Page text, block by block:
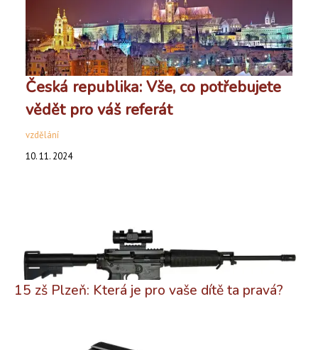
Česká republika: Vše, co potřebujete
vědět pro váš referát
vzdělání
10. 11. 2024
15 zš Plzeň: Která je pro vaše dítě ta pravá?